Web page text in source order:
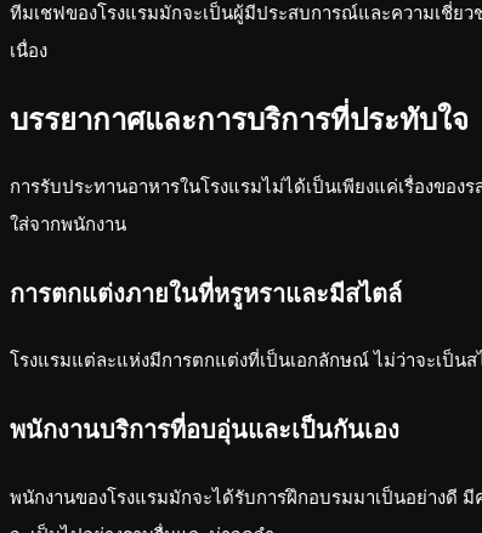
ทีมเชฟของโรงแรมมักจะเป็นผู้มีประสบการณ์และความเชี่ย
เนื่อง
บรรยากาศและการบริการที่ประทับใจ
การรับประทานอาหารในโรงแรมไม่ได้เป็นเพียงแค่เรื่องขอ
ใส่จากพนักงาน
การตกแต่งภายในที่หรูหราและมีสไตล์
โรงแรมแต่ละแห่งมีการตกแต่งที่เป็นเอกลักษณ์ ไม่ว่าจะเป็น
พนักงานบริการที่อบอุ่นและเป็นกันเอง
พนักงานของโรงแรมมักจะได้รับการฝึกอบรมมาเป็นอย่างดี